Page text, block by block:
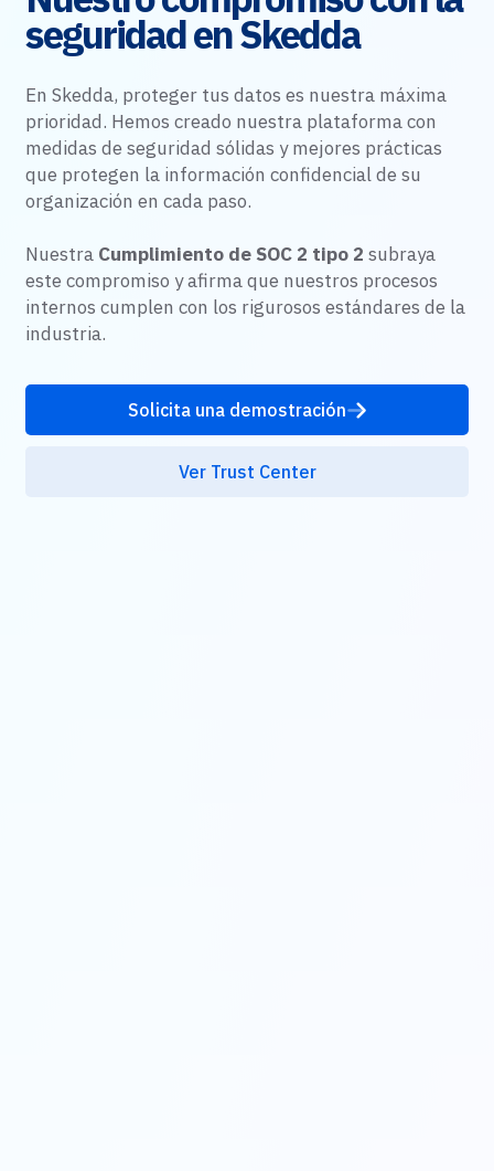
seguridad en Skedda
En Skedda, proteger tus datos es nuestra máxima
prioridad. Hemos creado nuestra plataforma con
medidas de seguridad sólidas y mejores prácticas
que protegen la información confidencial de su
organización en cada paso.
Nuestra Cumplimiento de SOC 2 tipo 2 subraya
este compromiso y afirma que nuestros procesos
internos cumplen con los rigurosos estándares de la
industria.
Solicita una demostración
Ver Trust Center